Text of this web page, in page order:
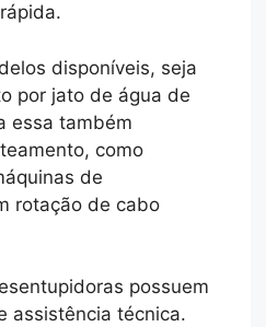
disponíveis, seja
por jato de água de
essa também
como
de
rotação de cabo
possuem
assistência técnica.